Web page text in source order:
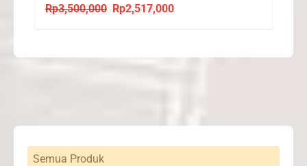
Rp3,500,000 Original
Rp3,500,000.
Rp2,517,000Current
Semua Produk